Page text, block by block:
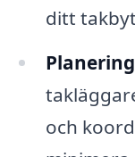
ditt
och